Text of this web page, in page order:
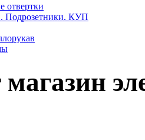
отвертки
Подрозетники. КУП